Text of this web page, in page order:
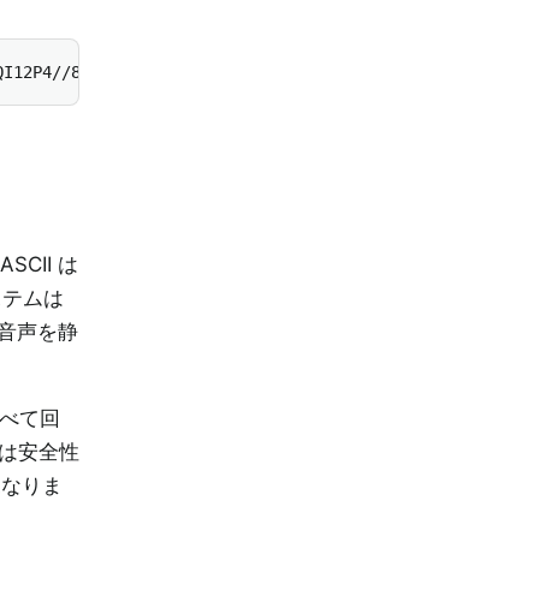
8/
は
ムは
声を静
て回
安全性
りま